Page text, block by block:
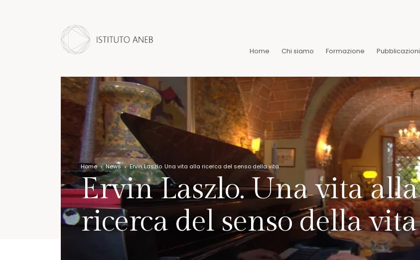
Home Chi siamo Formazione Pubblicazioni
Home › News › Ervin Laszlo. Una vita alla ricerca del senso della vita
Ervin Laszlo. Una vita alla
ricerca del senso della vita